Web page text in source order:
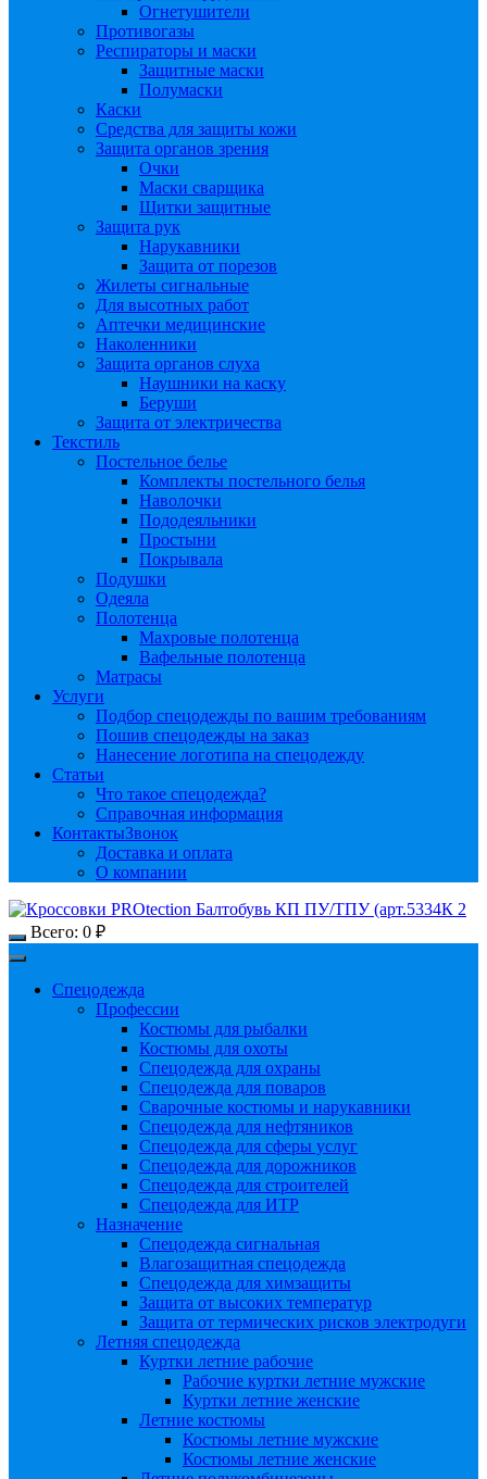
Огнетушители
Противогазы
Респираторы и маски
Защитные маски
Полумаски
Каски
Средства для защиты кожи
Защита органов зрения
Очки
Маски сварщика
Щитки защитные
Защита рук
Нарукавники
Защита от порезов
Жилеты сигнальные
Для высотных работ
Аптечки медицинские
Наколенники
Защита органов слуха
Наушники на каску
Беруши
Защита от электричества
Текстиль
Постельное белье
Комплекты постельного белья
Наволочки
Пододеяльники
Простыни
Покрывала
Подушки
Одеяла
Полотенца
Махровые полотенца
Вафельные полотенца
Матрасы
Услуги
Подбор спецодежды по вашим требованиям
Пошив спецодежды на заказ
Нанесение логотипа на спецодежду
Статьи
Что такое спецодежда?
Справочная информация
КонтактыЗвонок
Доставка и оплата
О компании
Всего: 0 ₽
Спецодежда
Профессии
Костюмы для рыбалки
Костюмы для охоты
Спецодежда для охраны
Спецодежда для поваров
Сварочные костюмы и нарукавники
Спецодежда для нефтяников
Спецодежда для сферы услуг
Спецодежда для дорожников
Спецодежда для строителей
Спецодежда для ИТР
Назначение
Спецодежда сигнальная
Влагозащитная спецодежда
Спецодежда для химзащиты
Защита от высоких температур
Защита от термических рисков электродуги
Летняя спецодежда
Куртки летние рабочие
Рабочие куртки летние мужские
Куртки летние женские
Летние костюмы
Костюмы летние мужские
Костюмы летние женские